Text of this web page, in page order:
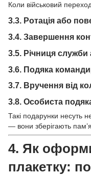
Коли військовий
3.3. Ротація або
3.4. Завершення
3.5. Річниця служби
3.6. Подяка
3.7. Вручення від
3.8. Особиста
Такі подарунки несуть
— вони зберігають
4. Як
плакетку: